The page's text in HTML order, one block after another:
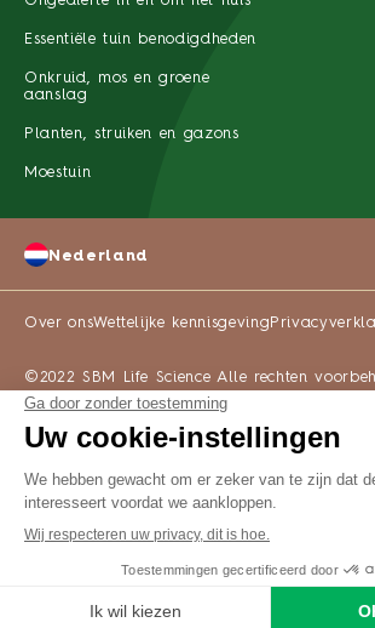
Zoek Zoek
WAAR TE
Essentiële tuin benodigdheden
Onkruid, mos en groene
aanslag
Planten, struiken en gazons
Moestuin
Over onsWettelijke kennisgeving
©2022 SBM Life Science Alle rechten
Nederland